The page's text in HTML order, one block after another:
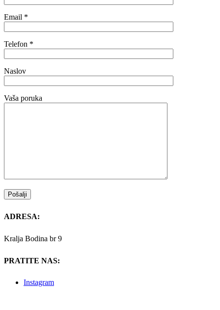
Email *
Telefon *
Naslov
Vaša poruka
ADRESA:
Kralja Bodina br 9
PRATITE NAS:
Instagram